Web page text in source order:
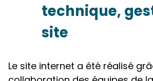
technique,
site
Le site internet a été réalisé